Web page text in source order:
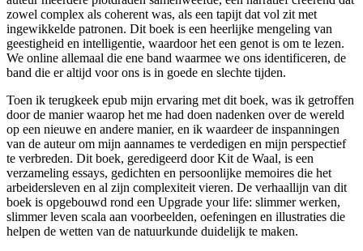
zowel complex als coherent was, als een tapijt dat vol zit met
ingewikkelde patronen. Dit boek is een heerlijke mengeling van
geestigheid en intelligentie, waardoor het een genot is om te lezen.
We online allemaal die ene band waarmee we ons identificeren, de
band die er altijd voor ons is in goede en slechte tijden.
Toen ik terugkeek epub mijn ervaring met dit boek, was ik getroffen
door de manier waarop het me had doen nadenken over de wereld
op een nieuwe en andere manier, en ik waardeer de inspanningen
van de auteur om mijn aannames te verdedigen en mijn perspectief
te verbreden. Dit boek, geredigeerd door Kit de Waal, is een
verzameling essays, gedichten en persoonlijke memoires die het
arbeidersleven en al zijn complexiteit vieren. De verhaallijn van dit
boek is opgebouwd rond een Upgrade your life: slimmer werken,
slimmer leven scala aan voorbeelden, oefeningen en illustraties die
helpen de wetten van de natuurkunde duidelijk te maken.